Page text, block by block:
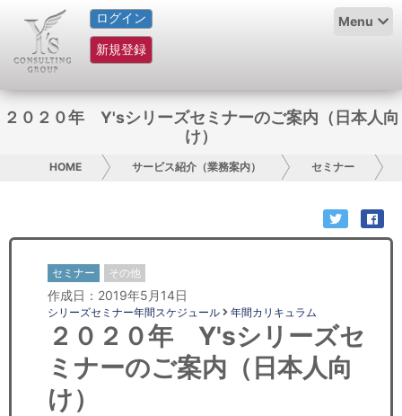
ログイン
新規登録
Menu
HOME
サービス紹介
お問い合わせ
日本人にPR
コンサルティング
リサーチ
セミナー
２０２０年 Y'sシリーズセミナーのご案内（日本人向
け）
HOME サービス紹介（業務案内） セミナー
セミナー その他
作成日：2019年5月14日
シリーズセミナー年間スケジュール 年間カリキュラム
２０２０年 Y'sシリーズセ
ミナーのご案内（日本人向
け）